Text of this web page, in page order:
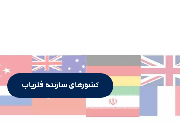
کشورهای سازنده فلزیاب